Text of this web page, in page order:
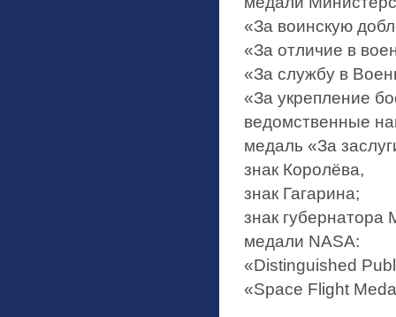
«За воинскую
«За отличие в
«За службу в
«За укрепление
ведомственные
медаль «За
знак Королёва,
знак Гагарина;
знак губернатора
медали NASA:
«Distinguished
«Space Flight